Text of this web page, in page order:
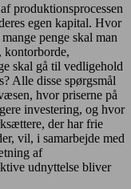
produktionsprocessen
egen kapital. Hvor
penge skal man
kontorborde,
skal gå til vedligehold
Alle disse spørgsmål
hvor priserne på
investering, og hvor
der har frie
vil, i samarbejde med
af
udnyttelse bliver